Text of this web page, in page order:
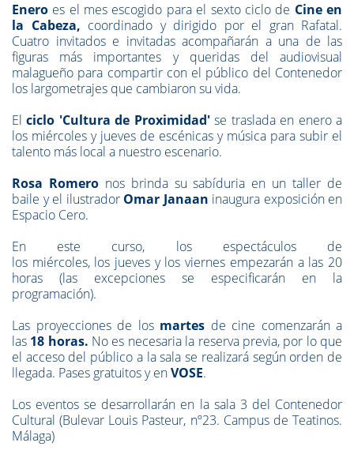
Enero es el mes escogido para el sexto ciclo de Cine en
la Cabeza, coordinado y dirigido por el gran Rafatal.
Cuatro invitados e invitadas acompañarán a una de las
figuras más importantes y queridas del audiovisual
malagueño para compartir con el público del Contenedor
los largometrajes que cambiaron su vida.
Elciclo 'Cultura de Proximidad'se traslada en enero a
los miércoles y jueves de escénicas y música para subir el
talento más local a nuestro escenario.
Rosa Romeronos brinda su sabíduria en un taller de
baile y el ilustrador Omar Janaan inaugura exposición en
Espacio Cero.
En este curso, los espectáculos de
los miércoles, los jueves y los viernes empezarán a las 20
horas (las excepciones se especificarán en la
programación).
Las proyecciones de los martes de cine comenzarán a
las 18 horas. No es necesaria la reserva previa, por lo que
el acceso del público a la sala se realizará según orden de
llegada. Pases gratuitos y enVOSE.
Los eventos se desarrollarán en la sala 3 del Contenedor
Cultural (Bulevar Louis Pasteur, nº23. Campus de Teatinos.
Málaga)